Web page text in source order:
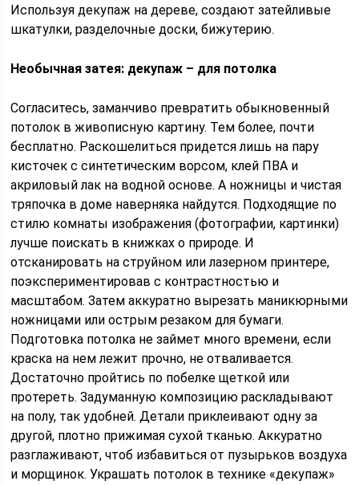
Используя декупаж на дереве, создают затейливые
шкатулки, разделочные доски, бижутерию.
Необычная затея: декупаж – для потолка
Согласитесь, заманчиво превратить обыкновенный
потолок в живописную картину. Тем более, почти
бесплатно. Раскошелиться придется лишь на пару
кисточек с синтетическим ворсом, клей ПВА и
акриловый лак на водной основе. А ножницы и чистая
тряпочка в доме наверняка найдутся. Подходящие по
стилю комнаты изображения (фотографии, картинки)
лучше поискать в книжках о природе. И
отсканировать на струйном или лазерном принтере,
поэкспериментировав с контрастностью и
масштабом. Затем аккуратно вырезать маникюрными
ножницами или острым резаком для бумаги.
Подготовка потолка не займет много времени, если
краска на нем лежит прочно, не отваливается.
Достаточно пройтись по побелке щеткой или
протереть. Задуманную композицию раскладывают
на полу, так удобней. Детали приклеивают одну за
другой, плотно прижимая сухой тканью. Аккуратно
разглаживают, чтоб избавиться от пузырьков воздуха
и морщинок. Украшать потолок в технике «декупаж»